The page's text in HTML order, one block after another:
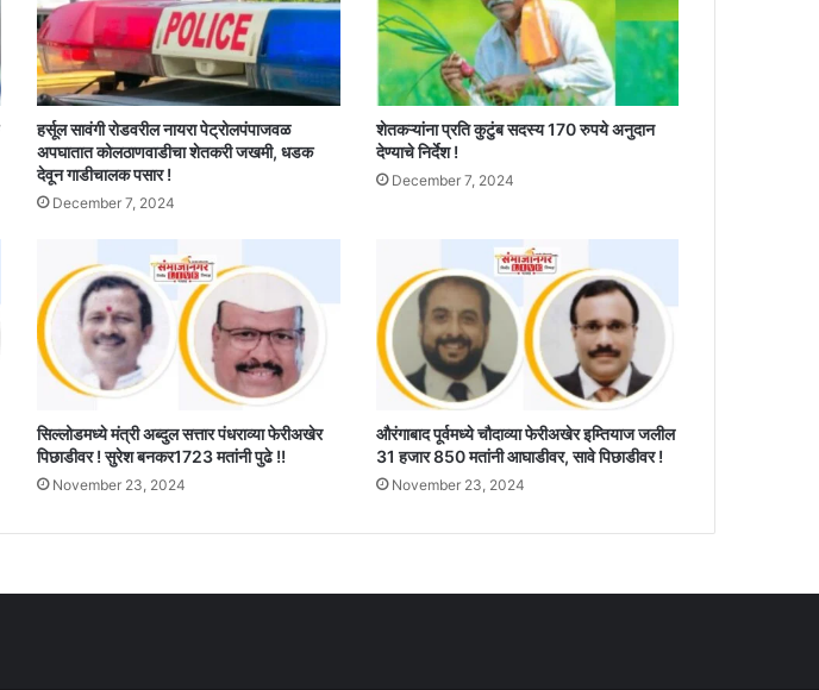
हर्सूल सावंगी रोडवरील नायरा पेट्रोलपंपाजवळ
अपघातात कोलठाणवाडीचा शेतकरी जखमी, धडक
देवून गाडीचालक पसार !
December 7, 2024
शेतकऱ्यांना प्रति कुटुंब सदस्य 170 रुपये अनुदान
देण्याचे निर्देश !
December 7, 2024
सिल्लोडमध्ये मंत्री अब्दुल सत्तार पंधराव्या फेरीअखेर
पिछाडीवर ! सुरेश बनकर1723 मतांनी पुढे !!
November 23, 2024
औरंगाबाद पूर्वमध्ये चौदाव्या फेरीअखेर इम्तियाज जलील
31 हजार 850 मतांनी आघाडीवर, सावे पिछाडीवर !
November 23, 2024